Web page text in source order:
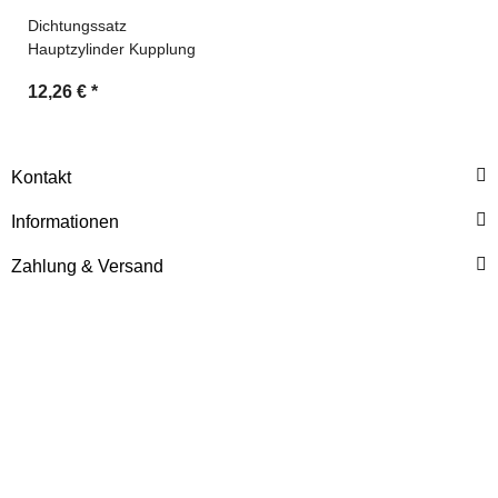
Dichtungssatz
Hauptzylinder Kupplung
12,26 € *
Kontakt
Informationen
Zahlung & Versand